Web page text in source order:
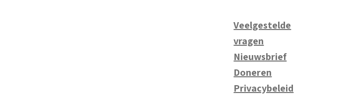
Veelgestelde
vragen
Nieuwsbrief
Doneren
Privacybeleid